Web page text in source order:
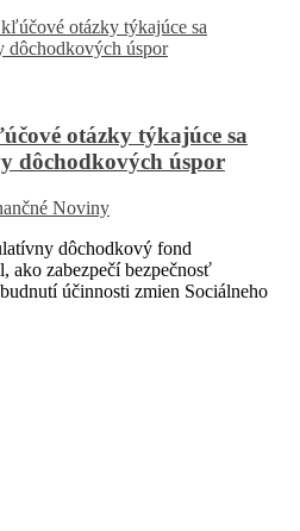
otázky týkajúce sa
dôchodkových úspor
Noviny
dôchodkový fond
ako zabezpečí bezpečnosť
účinnosti zmien Sociálneho